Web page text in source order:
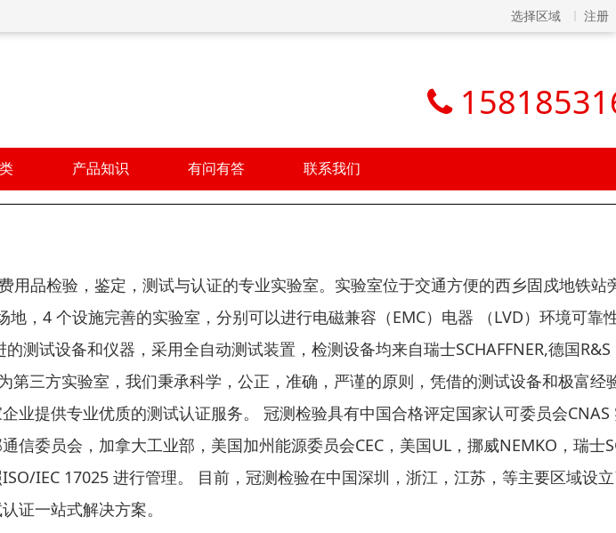
选择区域 注册
产品知识 有问有答 联系我们
用品检验，鉴定，测试与认证的专业实验室。实验室位于交通方便的西乡固戍地铁站
地，4 个设施完善的实验室，分别可以进行电磁兼容（EMC）电器 （LVD）环境可靠
测试设备和仪器，采用全自动测试装置，检测设备均来自瑞士SCHAFFNER,德国R&S
第三方实验室，我们秉承科学，公正，准确，严谨的原则，凭借的测试设备和极富经
业提供专业优质的测试认证服务。 冠测检验具有中国合格评定国家认可委员会CNAS
信委员会，加拿大工业部，美国加州能源委员会CEC，美国UL，挪威NEMKO，瑞士
IEC 17025 进行管理。 目前，冠测检验在中国深圳，浙江，江苏，等主要区域设
证一站式解决方案。